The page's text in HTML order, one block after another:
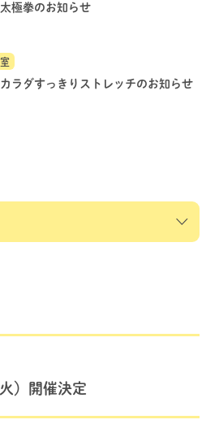
極拳のお知らせ
ラダすっきりストレッチのお知らせ
）開催決定